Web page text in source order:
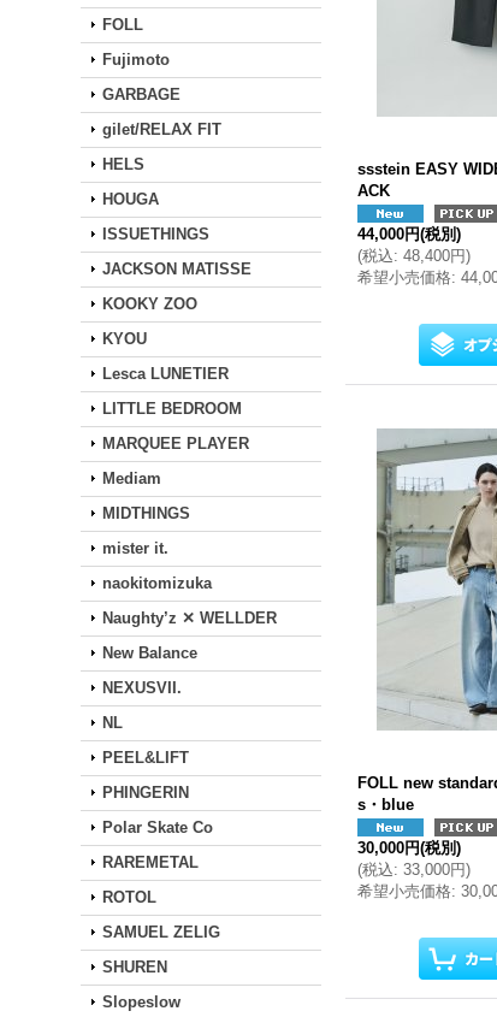
FOLL
Fujimoto
GARBAGE
gilet/RELAX FIT
HELS
HOUGA
ISSUETHINGS
JACKSON MATISSE
KOOKY ZOO
KYOU
Lesca LUNETIER
LITTLE BEDROOM
MARQUEE PLAYER
Mediam
MIDTHINGS
mister it.
naokitomizuka
Naughty’z ✕ WELLDER
New Balance
NEXUSVII.
NL
PEEL&LIFT
PHINGERIN
Polar Skate Co
RAREMETAL
ROTOL
SAMUEL ZELIG
SHUREN
Slopeslow
ssstein EASY
ACK
44,000円(税別)
(税込: 48,400円)
希望小売価格:
FOLL new
s・blue
30,000円(税別)
(税込: 33,000円)
希望小売価格: